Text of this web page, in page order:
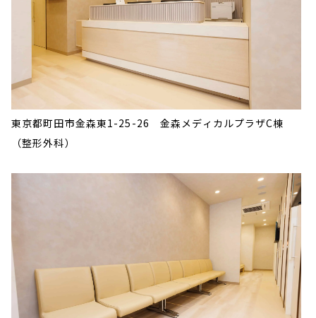
東京都町田市金森東1-25-26金森メディカルプラザC棟
（整形外科）